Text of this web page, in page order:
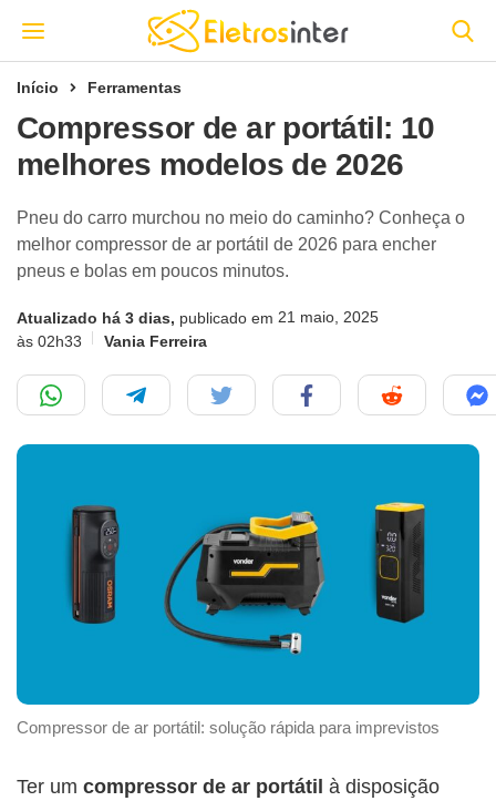
Início Ferramentas
Compressor de ar portátil: 10
melhores modelos de 2026
Pneu do carro murchou no meio do caminho? Conheça o
melhor compressor de ar portátil de 2026 para encher
pneus e bolas em poucos minutos.
Atualizado há 3 dias, publicado em 21 maio, 2025
às 02h33
Vania Ferreira
Compressor de ar portátil: solução rápida para imprevistos
Ter um compressor de ar portátil à disposição